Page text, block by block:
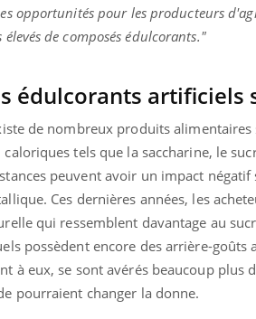
opportunités pour les producteurs
élevés de composés édulcorants."
édulcorants artificiels
de nombreux produits
caloriques tels que la saccharine, le
peuvent avoir un impact
Ces dernières années, les
qui ressemblent davantage au
possèdent encore des arrière-
à eux, se sont avérés beaucoup
pourraient changer la donne.
fer : comprendre pour